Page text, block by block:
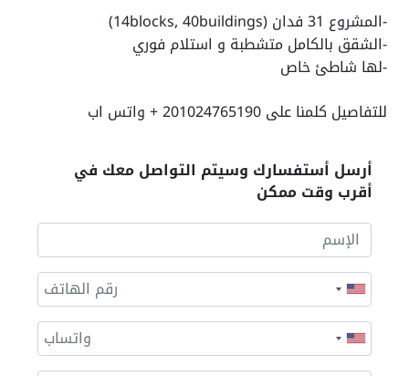
-المشروع 31 فدان (14blocks, 40buildings)
-الشقق بالكامل متشطبة و استلام فوري
-لها شاطئ خاص
للتفاصيل كلمنا على 201024765190 + واتس اب
أرسل أستفسارك وسيتم التواصل معك في
أقرب وقت ممكن